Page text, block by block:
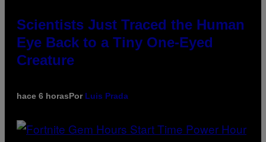
Scientists Just Traced the Human
Eye Back to a Tiny One-Eyed
Creature
hace 6 horasPor Luis Prada